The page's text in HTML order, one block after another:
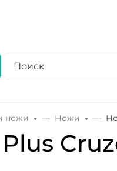
ножи Ножи